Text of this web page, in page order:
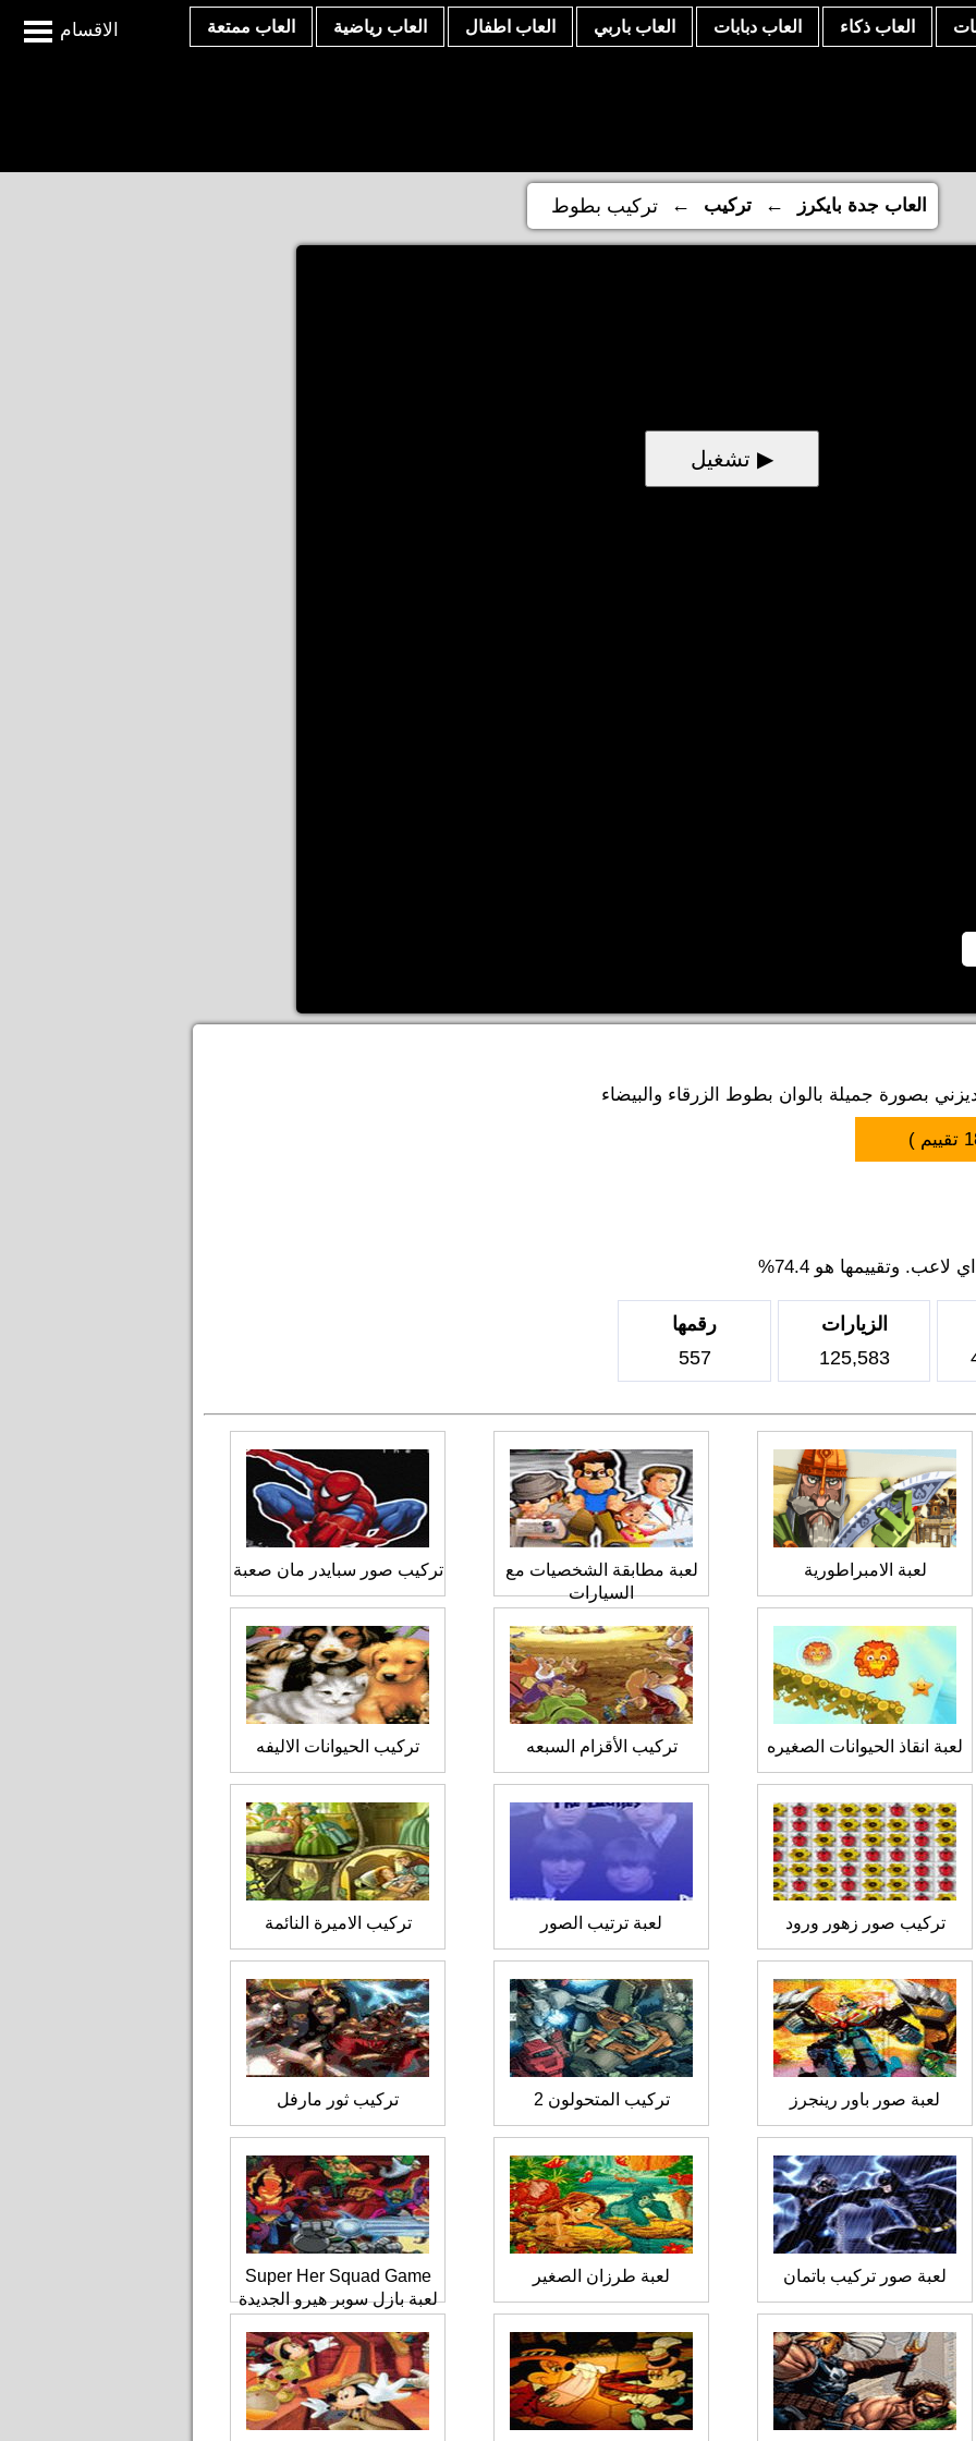
الاقسام العاب ذكاء العاب دبابات العاب باربي العاب اطفال العاب رياضية العاب ممتعة
العاب جدة بايكرز ← تركيب ← تركيب بطوط
▶ تشغيل
بصورة جميلة بالوان بطوط الزرقاء والبيضاء
تقييم )
وتقييمها هو 74.4%
الزيارات
125,583
رقمها
557
لعبة الامبراطورية
لعبة مطابقة الشخصيات مع
السيارات
تركيب صور سبايدر مان صعبة
لعبة انقاذ الحيوانات الصغيره تركيب الأقزام السبعه تركيب الحيوانات الاليفه
تركيب صور زهور ورود لعبة ترتيب الصور تركيب الاميرة النائمة
لعبة صور باور رينجرز تركيب المتحولون 2 تركيب ثور مارفل
لعبة صور تركيب باتمان لعبة طرزان الصغير
Super Her Squad Game
لعبة بازل سوبر هيرو الجديدة